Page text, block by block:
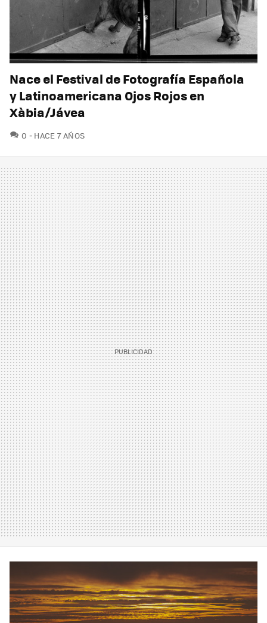
Nace el Festival de Fotografía Española
y Latinoamericana Ojos Rojos en
Xàbia/Jávea
0 COMENTARIOS
HACE 7 AÑOS